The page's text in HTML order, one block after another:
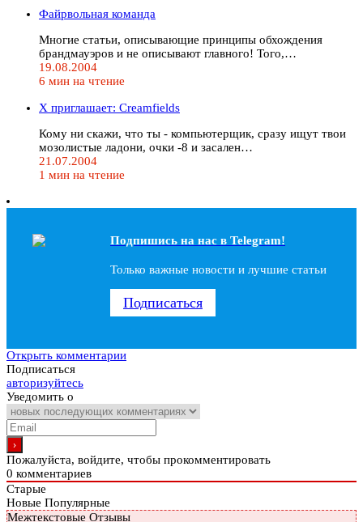
Файрвольная команда
Многие статьи, описывающие принципы обхождения
брандмауэров и не описывают главного! Того,…
19.08.2004
6 мин на чтение
X приглашает: Creamfields
Кому ни скажи, что ты - компьютерщик, сразу ищут твои
мозолистые ладони, очки -8 и засален…
21.07.2004
1 мин на чтение
Подпишись на наc в Telegram!
Только важные новости и лучшие статьи
Подписаться
Открыть комментарии
Подписаться
авторизуйтесь
Уведомить о
Пожалуйста, войдите, чтобы прокомментировать
0 комментариев
Старые
Новые Популярные
Межтекстовые Отзывы